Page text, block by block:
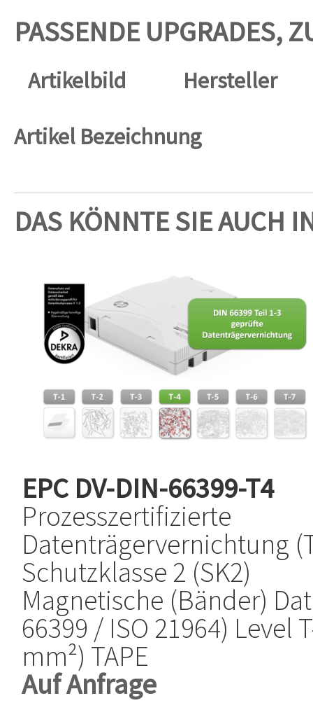
PASSENDE UPGRADES,
Artikelbild
Hersteller
Artikel Bezeichnung
DAS KÖNNTE SIE AUCH
EPC DV-DIN-66399-T4
Prozesszertifizierte
Datenträgervernichtung
Schutzklasse 2 (SK2)
Magnetische (Bänder)
66399 / ISO 21964) Level
mm²) TAPE
Auf Anfrage